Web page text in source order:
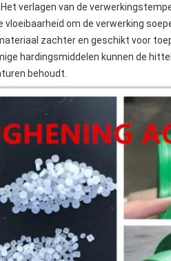
Het verlagen van de
om de verwerking
zachter en geschikt voor
hardingsmiddelen kunnen de
behoudt.